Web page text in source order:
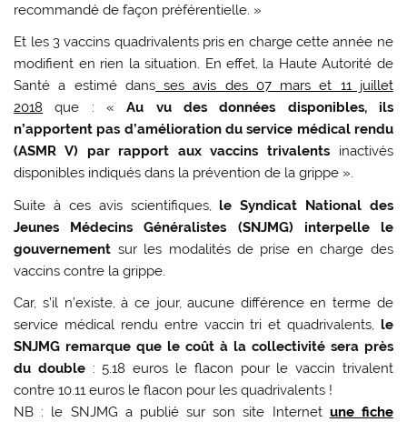
recommandé de façon préférentielle. »
Et les 3 vaccins quadrivalents pris en charge cette année ne
modifient en rien la situation. En effet, la Haute Autorité de
Santé a estimé dansses avis des 07 mars et 11 juillet
2018 que : «Au vu des données disponibles, ils
n’apportent pas d’amélioration du service médical rendu
(ASMR V) par rapport aux vaccins trivalents inactivés
disponibles indiqués dans la prévention de la grippe ».
Suite à ces avis scientifiques, le Syndicat National des
Jeunes Médecins Généralistes (SNJMG) interpelle le
gouvernement sur les modalités de prise en charge des
vaccins contre la grippe.
Car, s’il n’existe, à ce jour, aucune différence en terme de
service médical rendu entre vaccin tri et quadrivalents, le
SNJMG remarque que le coût à la collectivité sera près
du double: 5.18 euros le flacon pour le vaccin trivalent
contre 10.11 euros le flacon pour les quadrivalents !
NB : le SNJMG a publié sur son site Internet une fiche